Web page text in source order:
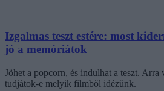
Izgalmas teszt estére: most
jó a memóriátok
Jöhet a popcorn, és indulhat a teszt.
tudjátok-e melyik filmből idézünk.